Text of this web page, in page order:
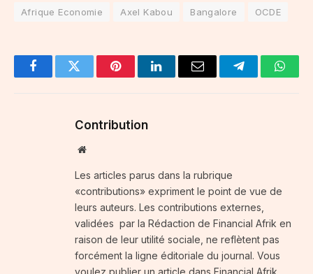
Afrique Economie Axel Kabou Bangalore OCDE
FacebookTwitter PinterestLinkedInEmail Telegram
Contribution
Website
Les articles parus dans la rubrique
«contributions» expriment le point de vue de
leurs auteurs. Les contributions externes,
validées par la Rédaction de Financial Afrik en
raison de leur utilité sociale, ne reflètent pas
forcément la ligne éditoriale du journal. Vous